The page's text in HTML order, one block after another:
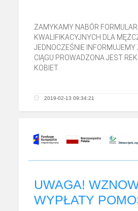
ZAMYKAMY NABÓR
KWALIFIKACYJNYCH DLA
JEDNOCZEŚNIE INFORMUJEMY
CIĄGU PROWADZONA JEST
KOBIET.
2019-02-13 09:34:21
​UWAGA!
WYPŁATY